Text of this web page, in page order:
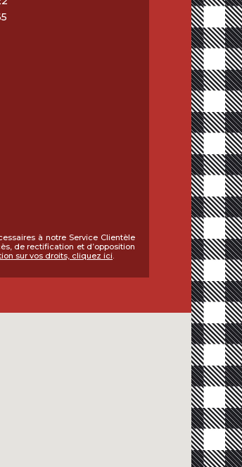
à notre Service Clientèle
de rectification et d’opposition
sur vos droits, cliquez ici.